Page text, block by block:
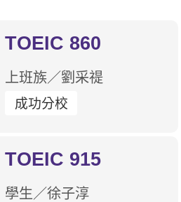
TOEIC 860
上班族／劉采禔
成功分校
TOEIC 915
學生／徐子淳